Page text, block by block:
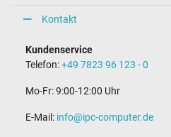
11,5 mm
Stift im Stecker
Ja
Länge Anschlusskabel (m) (ca.)
Kontakt
Kundenservice
Telefon:+49 7823 96 123 - 0
Mo-Fr: 9:00-12:00 Uhr
E-Mail: info@ipc-computer.de